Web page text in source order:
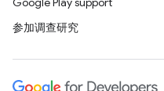
参加调查研究